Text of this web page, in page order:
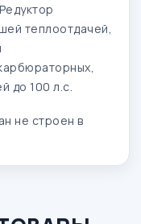
Редуктор
теплоотдачей,
до 100 л.с.
не строен в